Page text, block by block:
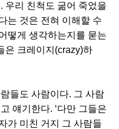
우리 친척도 굶어 죽었을
는 것은 전혀 이해할 수
떻게 생각하는지를 묻는
은 크레이지(crazy)하
들도 사람이다. 그 사람
얘기한다. ‘다만 그들은
가 미친 거지 그 사람들